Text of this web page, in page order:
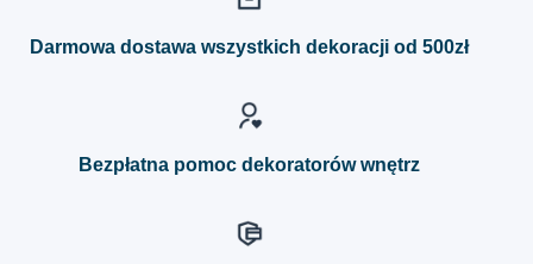
można
Darmowa dostawa wszystkich dekoracji od 500zł
Bezpłatna pomoc dekoratorów wnętrz